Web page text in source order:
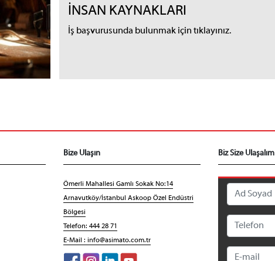
İNSAN KAYNAKLARI
İş başvurusunda bulunmak için tıklayınız.
Bize Ulaşın
Ömerli Mahallesi Gamlı Sokak No:14
Arnavutköy/İstanbul Askoop Özel Endüstri
Bölgesi
Telefon: 444 28 71
E-Mail : info@asimato.com.tr
Biz Size Ulaşalım